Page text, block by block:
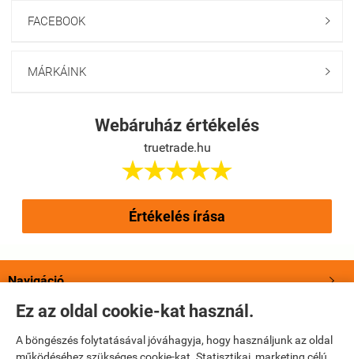
Ez az oldal cookie-kat használ.
A böngészés folytatásával jóváhagyja, hogy használjunk az oldal
FACEBOOK 
MÁRKÁINK 
Webáruház értékelés
truetrade.hu

Értékelés írása
Navigáció 
Saját fiók